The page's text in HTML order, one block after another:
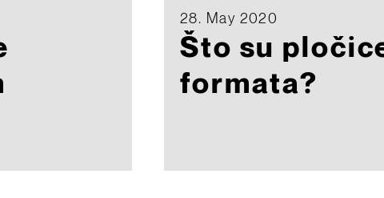
28. May 2020
Što su
formata?